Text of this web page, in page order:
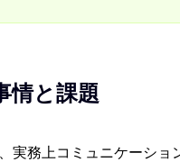
情と課題
実務上コミュニケーシ